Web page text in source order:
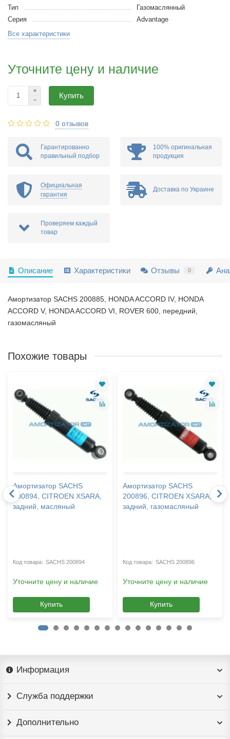
Тип
Газомаслянный
Серия
Advantage
Все характеристики
Уточните цену и наличие
Купить
0 отзывов
Гарантированно
правильный подбор
100% оригинальная
продукция
Официальная
гарантия
Доставка по Украине
Проверяем каждый
товар
Описание Характеристики Отзывы 0
Амортизатор SACHS 200885, HONDA ACCORD IV, HONDA
ACCORD V, HONDA ACCORD VI, ROVER 600, передний,
газомасляный
Похожие товары
Амортизатор SACHS
200894, CITROEN XSARA,
задний, масляный
SACHS 200894
Уточните цену и наличие
Купить
Амортизатор SACHS
200896, CITROEN XSARA,
задний, газомасляный
SACHS 200896
Уточните цену и наличие
Купить
Информация
Служба поддержки
Дополнительно